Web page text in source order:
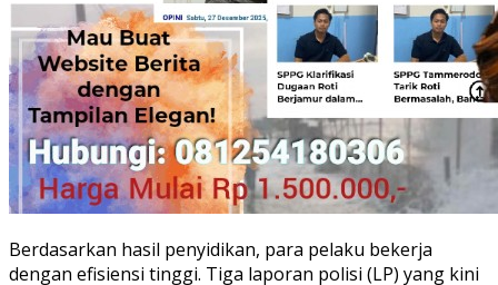
Berdasarkan hasil penyidikan, para pelaku bekerja
dengan efisiensi tinggi. Tiga laporan polisi (LP) yang kini